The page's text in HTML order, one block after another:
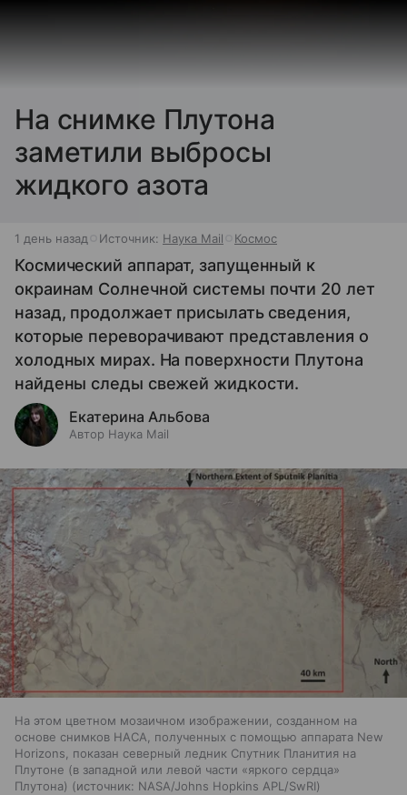
На снимке Плутона
заметили выбросы
жидкого азота
1 день назад Источник: Наука Mail Космос
Космический аппарат, запущенный к
окраинам Солнечной системы почти 20 лет
назад, продолжает присылать сведения,
которые переворачивают представления о
холодных мирах. На поверхности Плутона
найдены следы свежей жидкости.
Екатерина Альбова
Автор Наука Mail
На этом цветном мозаичном изображении, созданном на
основе снимков НАСА, полученных с помощью аппарата New
Horizons, показан северный ледник Спутник Планития на
Плутоне (в западной или левой части «яркого сердца»
Плутона)
источник: NASA/Johns Hopkins APL/SwRI